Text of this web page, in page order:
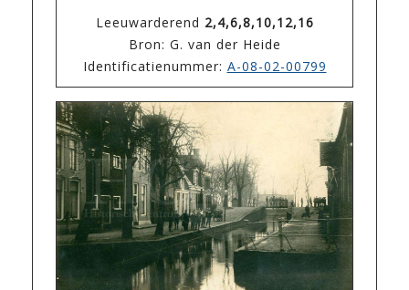
Leeuwarderend 2,4,6,8,10,12,16
Bron: G. van der Heide
Identificatienummer: A-08-02-00799